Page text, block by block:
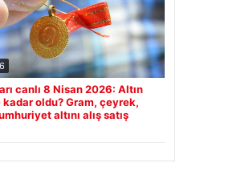
canlı 8 Nisan 2026: Altın
kadar oldu? Gram, çeyrek,
altını alış satış